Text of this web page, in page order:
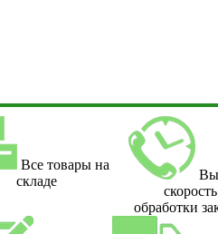
Все товары на
складе
скорость
обработки